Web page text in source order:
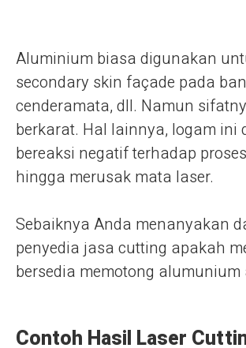
Aluminium biasa digunakan
secondary skin façade pada
cenderamata, dll. Namun
berkarat. Hal lainnya, logam ini
bereaksi negatif terhadap
hingga merusak mata laser.
Sebaiknya Anda menanyakan
penyedia jasa cutting apakah
bersedia memotong
Contoh Hasil Laser